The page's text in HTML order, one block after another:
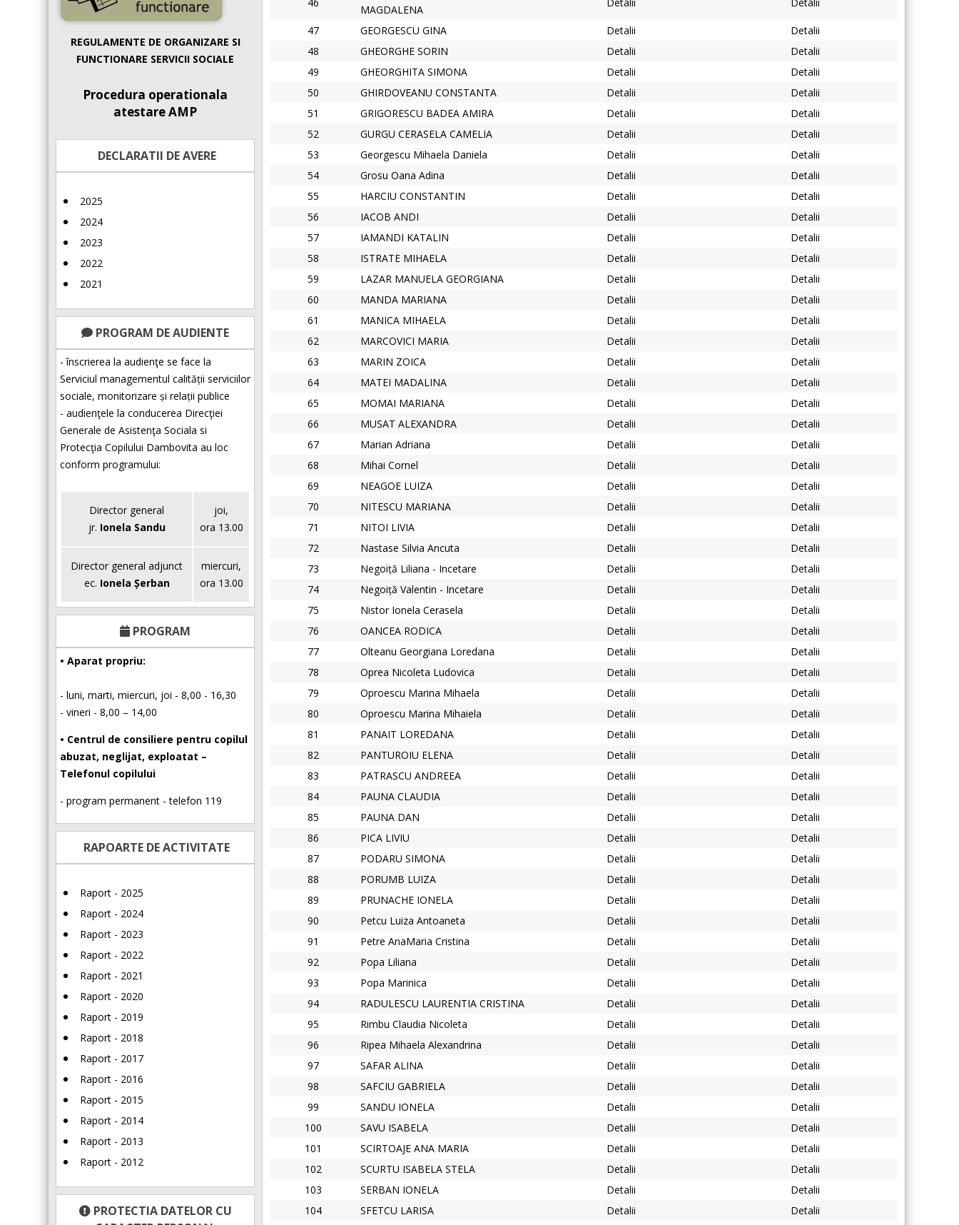
REGULAMENTE DE ORGANIZARE SI
FUNCTIONARE SERVICII SOCIALE
Procedura operationala
atestare AMP
DECLARATII DE AVERE
2025
2024
2023
2022
2021
PROGRAM DE AUDIENTE
- înscrierea la audienţe se face la
Serviciul managementul calității serviciilor
sociale, monitorizare și relații publice
- audienţele la conducerea Direcţiei
Generale de Asistenţa Sociala si
Protecţia Copilului Dambovita au loc
conform programului:
Director general
jr. Ionela Sandu
joi,
ora 13.00
Director general adjunct
ec. Ionela Șerban
miercuri,
ora 13.00
PROGRAM
• Aparat propriu:
- luni, marti, miercuri, joi - 8,00 - 16,30
- vineri - 8,00 – 14,00
• Centrul de consiliere pentru copilul
abuzat, neglijat, exploatat –
Telefonul copilului
- program permanent - telefon 119
RAPOARTE DE ACTIVITATE
Raport - 2025
Raport - 2024
Raport - 2023
Raport - 2022
Raport - 2021
Raport - 2020
Raport - 2019
Raport - 2018
Raport - 2017
Raport - 2016
Raport - 2015
Raport - 2014
Raport - 2013
Raport - 2012
PROTECTIA DATELOR CU
MAGDALENA
47 GEORGESCU GINA Detalii
Detalii
48
GHEORGHE SORIN Detalii
Detalii
49
GHEORGHITA SIMONA Detalii
Detalii
50
GHIRDOVEANU CONSTANTA Detalii
Detalii
51
GRIGORESCU BADEA AMIRA Detalii
Detalii
52
GURGU CERASELA CAMELIA Detalii
Detalii
53
Georgescu Mihaela Daniela Detalii
Detalii
54
Grosu Oana Adina Detalii
Detalii
55
HARCIU CONSTANTIN Detalii
Detalii
56
IACOB ANDI Detalii
Detalii
57
IAMANDI KATALIN Detalii
Detalii
58
ISTRATE MIHAELA Detalii
Detalii
59
LAZAR MANUELA GEORGIANA Detalii
Detalii
60
MANDA MARIANA Detalii
Detalii
61
MANICA MIHAELA Detalii
Detalii
62
MARCOVICI MARIA Detalii
Detalii
63
MARIN ZOICA Detalii
Detalii
64
MATEI MADALINA Detalii
Detalii
65
MOMAI MARIANA Detalii
Detalii
66
MUSAT ALEXANDRA Detalii
Detalii
67
Marian Adriana Detalii
Detalii
68
Mihai Cornel Detalii
Detalii
69
NEAGOE LUIZA Detalii
Detalii
70
NITESCU MARIANA Detalii
Detalii
71
NITOI LIVIA Detalii
Detalii
72
Nastase Silvia Ancuta Detalii
Detalii
73
Negoiță Liliana - Incetare Detalii
Detalii
74
Negoiță Valentin - Incetare Detalii
Detalii
75
Nistor Ionela Cerasela Detalii
Detalii
76
OANCEA RODICA Detalii
Detalii
77
Olteanu Georgiana Loredana Detalii
Detalii
78
Oprea Nicoleta Ludovica Detalii
Detalii
79
Oproescu Marina Mihaela Detalii
Detalii
80
Oproescu Marina Mihaiela Detalii
Detalii
81
PANAIT LOREDANA Detalii
Detalii
82
PANTUROIU ELENA Detalii
Detalii
83
PATRASCU ANDREEA Detalii
Detalii
84
PAUNA CLAUDIA Detalii
Detalii
85
PAUNA DAN Detalii
Detalii
86
PICA LIVIU Detalii
Detalii
87
PODARU SIMONA Detalii
Detalii
88
PORUMB LUIZA Detalii
Detalii
89
PRUNACHE IONELA Detalii
Detalii
90
Petcu Luiza Antoaneta Detalii
Detalii
91
Petre AnaMaria Cristina Detalii
Detalii
92
Popa Liliana Detalii
Detalii
93
Popa Marinica Detalii
Detalii
94
RADULESCU LAURENTIA CRISTINA Detalii
Detalii
95
Rimbu Claudia Nicoleta Detalii
Detalii
96
Ripea Mihaela Alexandrina Detalii
Detalii
97
SAFAR ALINA Detalii
Detalii
98
SAFCIU GABRIELA Detalii
Detalii
99
SANDU IONELA Detalii
Detalii
100
SAVU ISABELA Detalii
Detalii
101
SCIRTOAJE ANA MARIA Detalii
Detalii
102
SCURTU ISABELA STELA Detalii
Detalii
103
SERBAN IONELA Detalii
Detalii
104
SFETCU LARISA Detalii
Detalii